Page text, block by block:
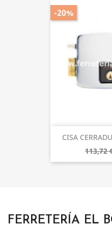
CISA
113,72
-20%
FERRETERÍA EL